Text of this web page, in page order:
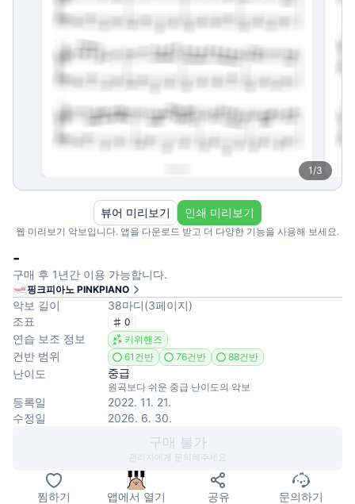
1/3
웹 미리보기 악보입니다. 앱을 다운로드 받고 더 다양한 기능을 사용해 보세요.
뷰어 미리보기 인쇄 미리보기
-
구매 후 1년간 이용 가능합니다.
핑크피아노 PINKPIANO
악보 길이 38마디(3페이지)
조표
0
연습 보조 정보 키위핸즈
건반 범위 61건반 76건반 88건반
난이도 중급
원곡보다 쉬운 중급 난이도의 악보
등록일
2022. 11. 21.
수정일
2026. 6. 30.
구매 불가
관리자에게 문의해주세요
찜하기 앱에서 열기 공유
문의하기